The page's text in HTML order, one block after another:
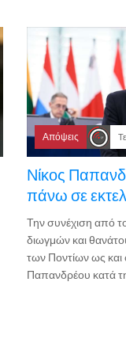
Απόψεις
Νίκος
πάνω σε
Την συνέχιση από
διωγμών και
των Ποντίων ως
Παπανδρέου κατά